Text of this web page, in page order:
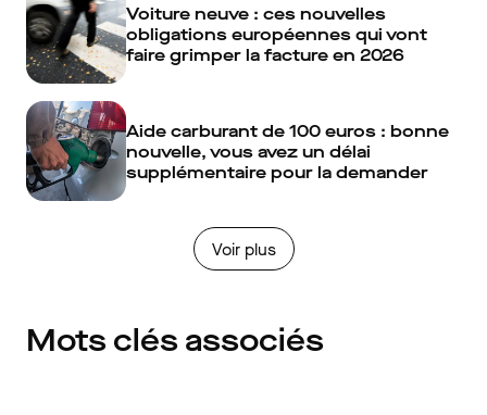
Voiture neuve : ces nouvelles
obligations européennes qui vont
faire grimper la facture en 2026
Aide carburant de 100 euros : bonne
nouvelle, vous avez un délai
supplémentaire pour la demander
Voir plus
Mots clés associés